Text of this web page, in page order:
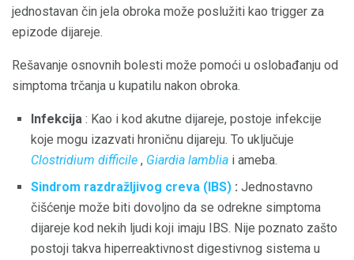
jednostavan čin jela obroka može poslužiti kao trigger za
epizode dijareje.
Rešavanje osnovnih bolesti može pomoći u oslobađanju od
simptoma trčanja u kupatilu nakon obroka.
Infekcija : Kao i kod akutne dijareje, postoje infekcije
koje mogu izazvati hroničnu dijareju. To uključuje
Clostridium difficile , Giardia lamblia i ameba.
Sindrom razdražljivog creva (IBS) : Jednostavno
čišćenje može biti dovoljno da se odrekne simptoma
dijareje kod nekih ljudi koji imaju IBS. Nije poznato zašto
postoji takva hiperreaktivnost digestivnog sistema u